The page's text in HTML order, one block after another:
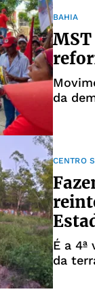
BAHIA
da
CENTRO
É a 4ª
da